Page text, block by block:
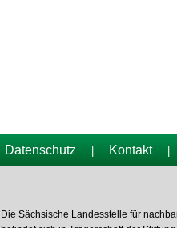
Datenschutz Kontakt
Die Sächsische Landesstelle für